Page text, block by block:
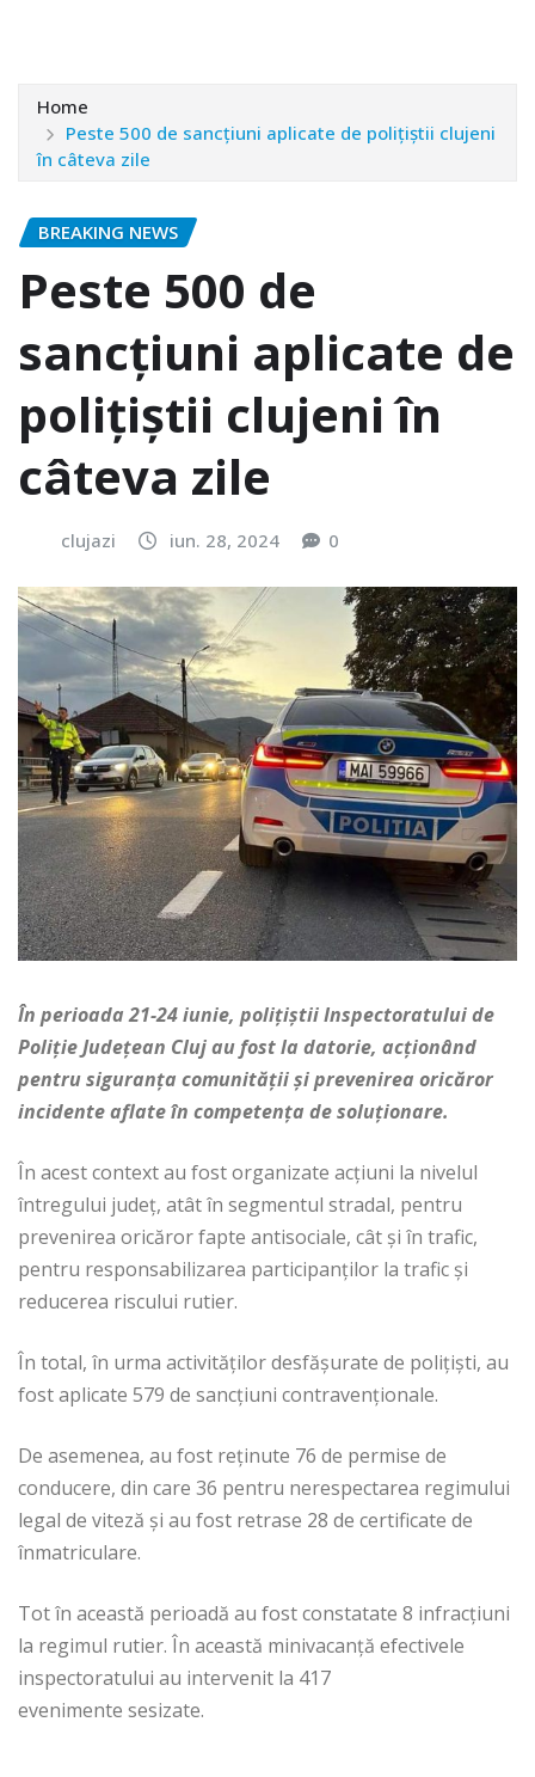
Home
Peste 500 de sancțiuni aplicate de polițiștii clujeni
în câteva zile
BREAKING NEWS
Peste 500 de
sancțiuni aplicate de
polițiștii clujeni în
câteva zile
clujazi iun. 28, 2024 0
În perioada 21-24 iunie, polițiștii Inspectoratului de
Poliție Județean Cluj au fost la datorie, acționând
pentru siguranța comunității și prevenirea oricăror
incidente aflate în competența de soluționare.
În acest context au fost organizate acțiuni la nivelul
întregului județ, atât în segmentul stradal, pentru
prevenirea oricăror fapte antisociale, cât și în trafic,
pentru responsabilizarea participanților la trafic și
reducerea riscului rutier.
În total, în urma activităților desfășurate de polițiști, au
fost aplicate 579 de sancțiuni contravenționale.
De asemenea, au fost reținute 76 de permise de
conducere, din care 36 pentru nerespectarea regimului
legal de viteză și au fost retrase 28 de certificate de
înmatriculare.
Tot în această perioadă au fost constatate 8 infracțiuni
la regimul rutier. În această minivacanță efectivele
inspectoratului au intervenit la 417
evenimente sesizate.